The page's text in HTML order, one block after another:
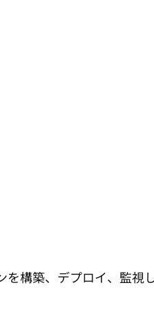
を構築、デプロイ、監視